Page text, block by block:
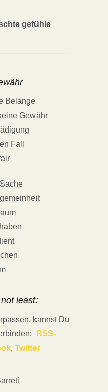
gefühle
Belange
Gewähr
Fall
least:
kannst Du
RSS-
, Twitter